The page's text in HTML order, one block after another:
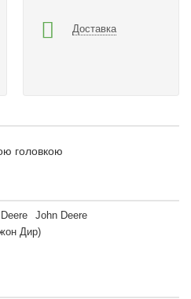
Доставка
головкою
John Deere
Дир)